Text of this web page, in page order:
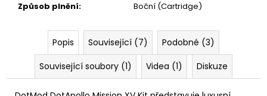
Způsob plnění: Boční (Cartridge)
Popis Související (7)
Podobné (3)
Související soubory (1)
Videa (1) Diskuze